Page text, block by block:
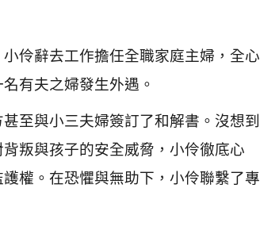
伶辭去工作擔任全職家庭主婦，全心
有夫之婦發生外遇。
至與小三夫婦簽訂了和解書。沒想到
叛與孩子的安全威脅，小伶徹底心
權。在恐懼與無助下，小伶聯繫了專